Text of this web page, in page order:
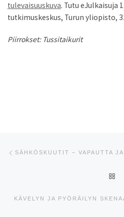
tulevaisuuskuva. Tutu eJulkaisuja
tutkimuskeskus, Turun yliopisto,
Piirrokset: Tussitaikurit
Artikkelien
SÄHKÖSKUUTIT – VAPAUTTA
KÄVELYN JA PYÖRÄILYN